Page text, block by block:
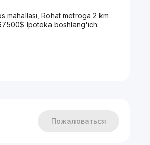
mahallasi, Rohat metroga 2 km
Ipoteka boshlang'ich:
Пожаловаться